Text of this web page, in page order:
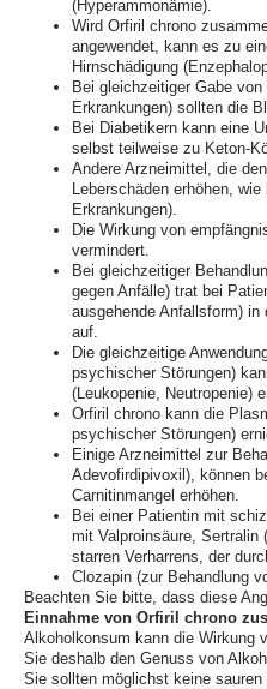
(Hyperammonämie).
Wird Orfiril chrono
angewendet, kann es zu
Hirnschädigung
Bei gleichzeitiger Gabe
Erkrankungen) sollten die
Bei Diabetikern kann eine
selbst teilweise zu Keton-
Andere Arzneimittel, die
Leberschäden erhöhen,
Erkrankungen).
Die Wirkung von
vermindert.
Bei gleichzeitiger
gegen Anfälle) trat bei
ausgehende Anfallsform) in
auf.
Die gleichzeitige
psychischer Störungen)
(Leukopenie, Neutropenie)
Orfiril chrono kann die
psychischer Störungen)
Einige Arzneimittel zur
Adevofirdipivoxil), können
Carnitinmangel erhöhen.
Bei einer Patientin mit
mit Valproinsäure, Sertralin
starren Verharrens, der
Clozapin (zur Behandlung
Beachten Sie bitte, dass diese
Einnahme von Orfiril chrono
Alkoholkonsum kann die Wirkung
Sie deshalb den Genuss von
Sie sollten möglichst keine